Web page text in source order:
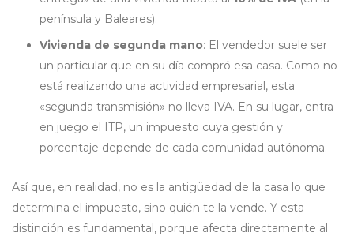
península y Baleares).
Vivienda de segunda mano: El vendedor suele ser
un particular que en su día compró esa casa. Como no
está realizando una actividad empresarial, esta
«segunda transmisión» no lleva IVA. En su lugar, entra
en juego el ITP, un impuesto cuya gestión y
porcentaje depende de cada comunidad autónoma.
Así que, en realidad, no es la antigüedad de la casa lo que
determina el impuesto, sino quién te la vende. Y esta
distinción es fundamental, porque afecta directamente al